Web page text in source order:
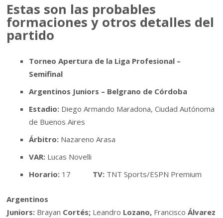
Estas son las probables
formaciones y otros detalles del
partido
Torneo Apertura de la Liga Profesional –
Semifinal
Argentinos Juniors – Belgrano de Córdoba
Estadio: Diego Armando Maradona, Ciudad Autónoma
de Buenos Aires
Árbitro: Nazareno Arasa
VAR: Lucas Novelli
Horario: 17 TV: TNT Sports/ESPN Premium
Argentinos
Juniors: Brayan Cortés; Leandro Lozano, FranciscoÁlvarez